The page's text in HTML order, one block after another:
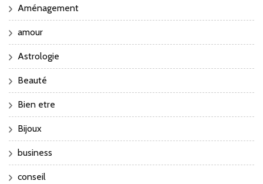
Aménagement
amour
Astrologie
Beauté
Bien etre
Bijoux
business
conseil